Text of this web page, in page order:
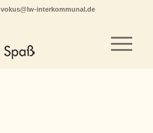
vokus@lw-interkommunal.de